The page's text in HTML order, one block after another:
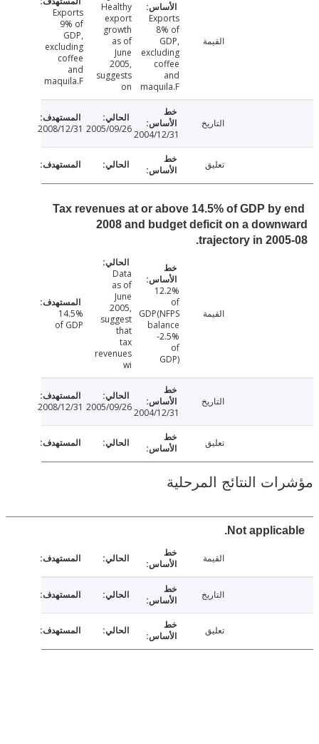
GDP,
excluding
maquila.F
Healthy
export
growth
as of
June
2005,
suggests
on
Exports
9% of
GDP,
excluding
coffee
and
maquila.F
2004/12/31
2005/09/26
2008/12/31
Tax revenues at or above 14.5% of GDP by
2008 and budget deficit on a
trajectory in
GDP(NFPS
Data
as of
June
2005,
suggest
that
tax
revenues
wi
14.5%
of GDP
2004/12/31
2005/09/26
2008/12/31
النتائج المرحلية
Not